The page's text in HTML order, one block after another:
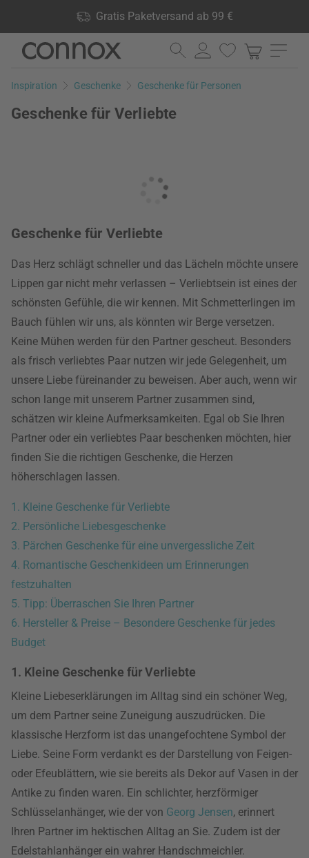
Gratis Paketversand ab 99 €
lagernd, 60 Tage Rückgaberecht
Direkt
Seiteninhalt
Direkt
Suchfeld
Inspiration Geschenke Geschenke für Personen
Geschenke für Verliebte
Geschenke für Verliebte
Das Herz schlägt schneller und das Lächeln möchte unsere
Lippen gar nicht mehr verlassen – Verliebtsein ist eines der
schönsten Gefühle, die wir kennen. Mit Schmetterlingen im
Bauch fühlen wir uns, als könnten wir Berge versetzen.
Keine Mühen werden für den Partner gescheut. Besonders
als frisch verliebtes Paar nutzen wir jede Gelegenheit, um
unsere Liebe füreinander zu beweisen. Aber auch, wenn wir
schon lange mit unserem Partner zusammen sind,
schätzen wir kleine Aufmerksamkeiten. Egal ob Sie Ihren
Partner oder ein verliebtes Paar beschenken möchten, hier
finden Sie die richtigen Geschenke, die Herzen
höherschlagen lassen.
1. Kleine Geschenke für Verliebte
2. Persönliche Liebesgeschenke
3. Pärchen Geschenke für eine unvergessliche Zeit
4. Romantische Geschenkideen um Erinnerungen
festzuhalten
5. Tipp: Überraschen Sie Ihren Partner
6. Hersteller & Preise – Besondere Geschenke für jedes
Budget
1. Kleine Geschenke für Verliebte
Kleine Liebeserklärungen im Alltag sind ein schöner Weg,
um dem Partner seine Zuneigung auszudrücken. Die
klassische Herzform ist das unangefochtene Symbol der
Liebe. Seine Form verdankt es der Darstellung von Feigen-
oder Efeublättern, wie sie bereits als Dekor auf Vasen in der
Antike zu finden waren. Ein schlichter, herzförmiger
Schlüsselanhänger, wie der von Georg Jensen, erinnert
Ihren Partner im hektischen Alltag an Sie. Zudem ist der
Edelstahlanhänger ein wahrer Handschmeichler.